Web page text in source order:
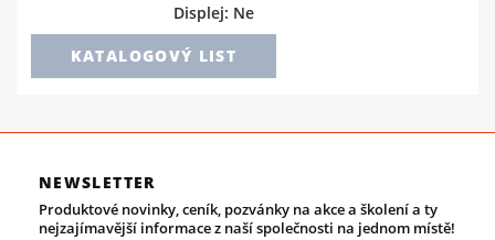
Displej: Ne
KATALOGOVÝ LIST
NEWSLETTER
Produktové novinky, ceník, pozvánky na akce a školení a ty
nejzajímavější informace z naší společnosti na jednom místě!